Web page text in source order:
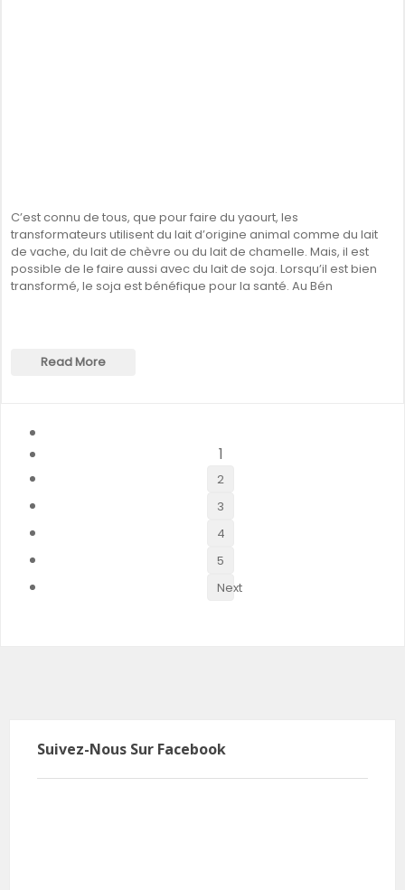
C’est connu de tous, que pour faire du yaourt, les
transformateurs utilisent du lait d’origine animal comme du lait
de vache, du lait de chèvre ou du lait de chamelle. Mais, il est
possible de le faire aussi avec du lait de soja. Lorsqu’il est bien
transformé, le soja est bénéfique pour la santé. Au Bén
Read More
1
2
3
4
5
Next
Suivez-Nous Sur Facebook